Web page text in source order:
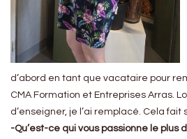
d’abord en tant que vacataire pour
CMA Formation et Entreprises Arras.
d’enseigner, je l’ai remplacé. Cela fait
-Qu’est-ce qui vous passionne le plus